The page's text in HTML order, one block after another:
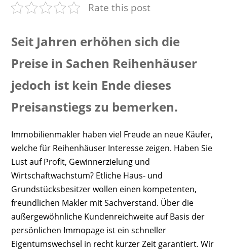
Rate this post
Seit Jahren erhöhen sich die
Preise in Sachen Reihenhäuser
jedoch ist kein Ende dieses
Preisanstiegs zu bemerken.
Immobilienmakler haben viel Freude an neue Käufer,
welche für Reihenhäuser Interesse zeigen. Haben Sie
Lust auf Profit, Gewinnerzielung und
Wirtschaftwachstum? Etliche Haus- und
Grundstücksbesitzer wollen einen kompetenten,
freundlichen Makler mit Sachverstand. Über die
außergewöhnliche Kundenreichweite auf Basis der
persönlichen Immopage ist ein schneller
Eigentumswechsel in recht kurzer Zeit garantiert. Wir